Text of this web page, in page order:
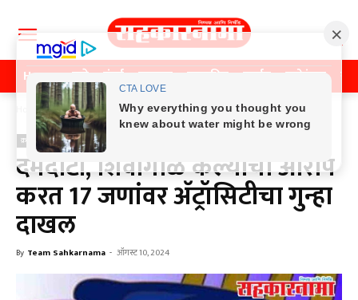
Home पुणे मुंबई महाराष्ट्र राजकीय क्राईम मनोरंजन
Home क्राईम
क्राईम
दमदाटी, शिवीगाळ केल्याचा आरोप
करत 17 जणांवर अ‍ॅट्रॉसिटीचा गुन्हा
दाखल
By Team Sahkarnama - ऑगस्ट 10, 2024